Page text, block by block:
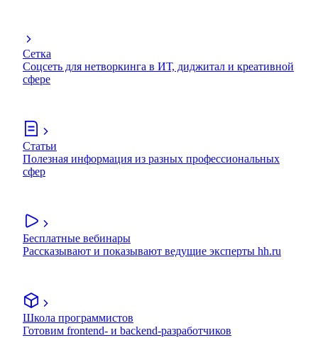
Сетка
Соцсеть для нетворкинга в ИТ, диджитал и креативной
сфере
Статьи
Полезная информация из разных профессиональных
сфер
Бесплатные вебинары
Рассказывают и показывают ведущие эксперты hh.ru
Школа программистов
Готовим frontend- и backend-разработчиков